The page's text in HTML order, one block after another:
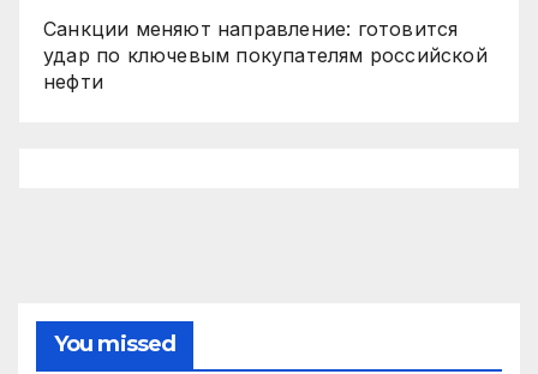
Санкции меняют направление: готовится
удар по ключевым покупателям российской
нефти
You missed